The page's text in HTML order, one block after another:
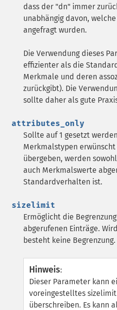
dass der "dn" immer
unabhängig davon,
angefragt wurden.
Die Verwendung dieses
effizienter als die
Merkmale und deren
zurückgibt). Die
sollte daher als gute
attributes_only
Sollte auf 1 gesetzt
Merkmalstypen erwünscht
übergeben, werden
auch Merkmalswerte
Standardverhalten ist.
sizelimit
Ermöglicht die
abgerufenen Einträge.
besteht keine Begrenzung.
Hinweis:
Dieser Parameter kann
voreingestelltes sizelimit
überschreiben. Es kann